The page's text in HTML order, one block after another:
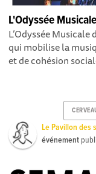
L'Odyssée
L’Odyssée
qui mobilise la
et de cohésion
Le Pavillon des
événement